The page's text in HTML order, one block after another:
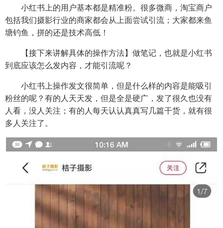
小红书上的用户基本都是精准粉。很多微商，淘宝商户
包括我们摄影行业的商家都会从上面尝试引流；大家都来鱼
塘钓鱼，拼的还是技术高低！
【接下来讲解具体的操作方法】做笔记，也就是小红书
到底应该怎么发内容，才能引流呢？
小红书上操作发文很简单，但是什么样的内容是能吸引
粉丝的呢？有的人天天发，但是全是硬广，发了很久也没有
人看，没人关注；有的人每天认认真真写几篇干货，就有很
多人关注了。